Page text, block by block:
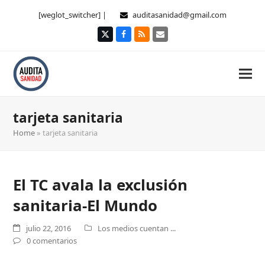
[weglot_switcher] | auditasanidad@gmail.com
TwitterFacebook
RSS Correo
tarjeta sanitaria
Home »tarjeta sanitaria
El TC avala la exclusión
sanitaria-El Mundo
julio 22, 2016
Los medios cuentan ...
0 comentarios